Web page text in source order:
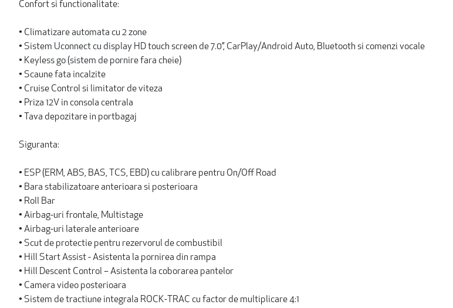
Confort si functionalitate:
• Climatizare automata cu 2 zone
• Sistem Uconnect cu display HD touch screen de 7.0’’, CarPlay/Android Auto, Bluetooth si comenzi vocale
• Keyless go (sistem de pornire fara cheie)
• Scaune fata incalzite
• Cruise Control si limitator de viteza
• Priza 12V in consola centrala
• Tava depozitare in portbagaj
Siguranta:
• ESP (ERM, ABS, BAS, TCS, EBD) cu calibrare pentru On/Off Road
• Bara stabilizatoare anterioara si posterioara
• Roll Bar
• Airbag-uri frontale, Multistage
• Airbag-uri laterale anterioare
• Scut de protectie pentru rezervorul de combustibil
• Hill Start Assist - Asistenta la pornirea din rampa
• Hill Descent Control – Asistenta la coborarea pantelor
• Camera video posterioara
• Sistem de tractiune integrala ROCK-TRAC cu factor de multiplicare 4:1